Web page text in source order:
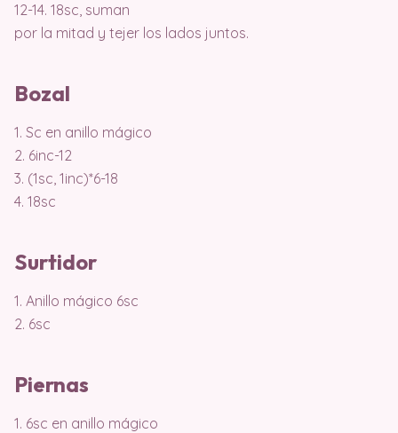
12-14. 18sc, suman
por la mitad y tejer los lados juntos.
Bozal
1. Sc en anillo mágico
2. 6inc-12
3. (1sc, 1inc)*6-18
4. 18sc
Surtidor
1. Anillo mágico 6sc
2. 6sc
Piernas
1. 6sc en anillo mágico